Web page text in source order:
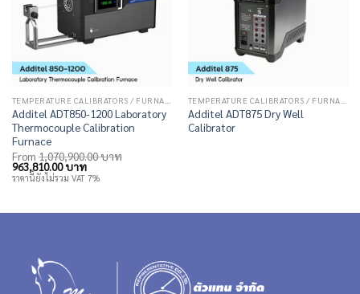
Additel ADT850-1200 Laboratory
Thermocouple Calibration
Furnace
From 1,070,900.00บาท
Original
price
was:
963,810.00บาทCurrent
price
is:
ราคานี้ยังไม่รวม VAT 7%
Additel ADT875 Dry Well
Calibrator